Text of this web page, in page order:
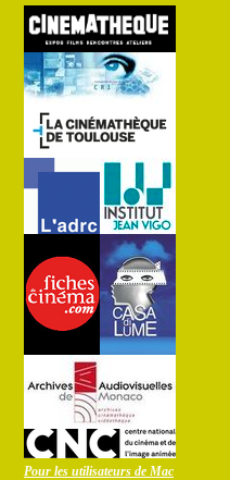
Pour les utilisateurs de Mac